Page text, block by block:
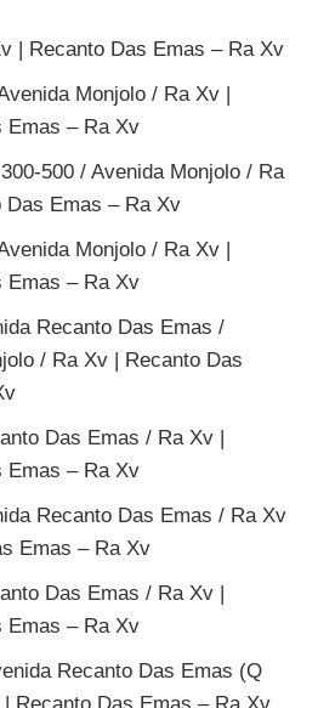
| Recanto Das Emas – Ra Xv
Monjolo / Ra Xv |
Emas – Ra Xv
500 / Avenida Monjolo / Ra
Das Emas – Ra Xv
Monjolo / Ra Xv |
Emas – Ra Xv
Recanto Das Emas /
/ Ra Xv | Recanto Das
Das Emas / Ra Xv |
Emas – Ra Xv
Recanto Das Emas / Ra Xv
Emas – Ra Xv
Das Emas / Ra Xv |
Emas – Ra Xv
Recanto Das Emas (Q